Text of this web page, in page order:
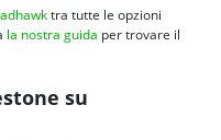
tra tutte le opzioni
la nostra guida per trovare il
su